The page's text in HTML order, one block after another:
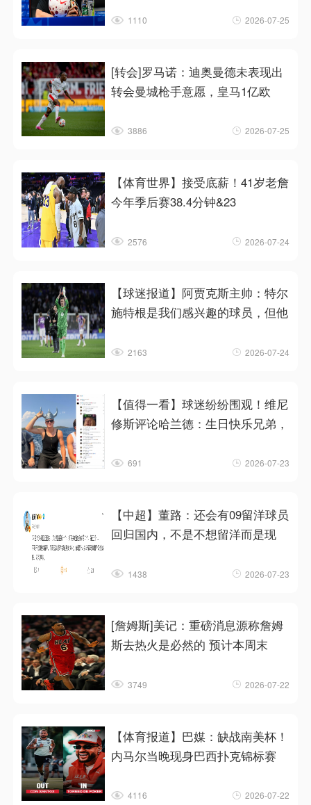
1110 2026-07-25
[转会]罗马诺：迪奥曼德未表现出
转会曼城枪手意愿，皇马1亿欧
3886 2026-07-25
【体育世界】接受底薪！41岁老詹
今年季后赛38.4分钟&23
2576 2026-07-24
【球迷报道】阿贾克斯主帅：特尔
施特根是我们感兴趣的球员，但他
2163 2026-07-24
【值得一看】球迷纷纷围观！维尼
修斯评论哈兰德：生日快乐兄弟，
691 2026-07-23
【中超】董路：还会有09留洋球员
回归国内，不是不想留洋而是现
1438 2026-07-23
[詹姆斯]美记：重磅消息源称詹姆
斯去热火是必然的 预计本周末
3749 2026-07-22
【体育报道】巴媒：缺战南美杯！
内马尔当晚现身巴西扑克锦标赛
4116 2026-07-22